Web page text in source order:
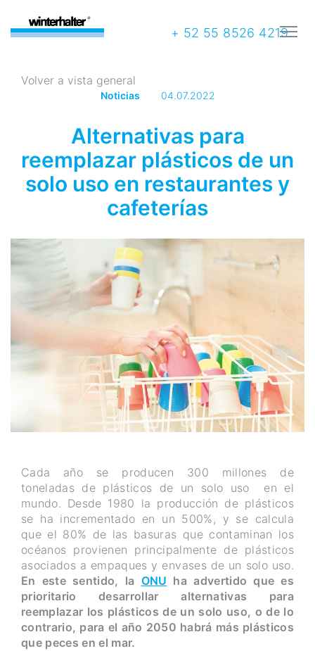
+ 52 55 8526 4219
Volver a vista general
Noticias 04.07.2022
Alternativas para
reemplazar plásticos de un
solo uso en restaurantes y
cafeterías
Cada año se producen 300 millones de
toneladas de plásticos de un solo uso en el
mundo. Desde 1980 la producción de plásticos
se ha incrementado en un 500%, y se calcula
que el 80% de las basuras que contaminan los
océanos provienen principalmente de plásticos
asociados a empaques y envases de un solo uso.
En este sentido, la ONU ha advertido que es
prioritario desarrollar alternativas para
reemplazar los plásticos de un solo uso, o de lo
contrario, para el año 2050 habrá más plásticos
que peces en el mar.